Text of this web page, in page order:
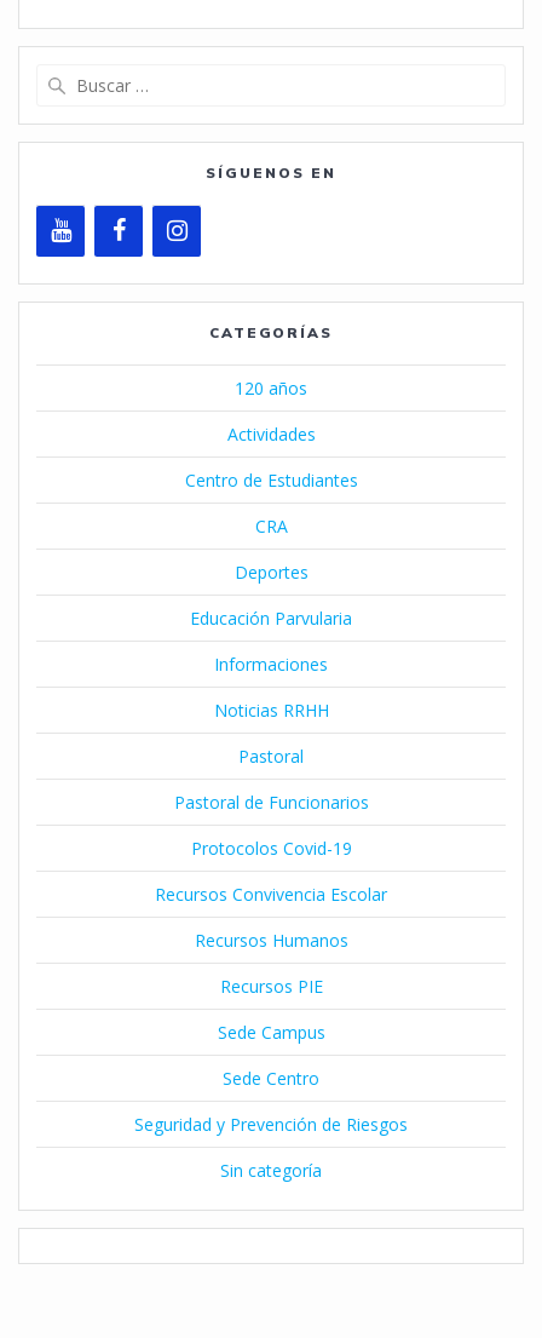
SÍGUENOS EN
CATEGORÍAS
120 años
Actividades
Centro de Estudiantes
CRA
Deportes
Educación Parvularia
Informaciones
Noticias RRHH
Pastoral
Pastoral de Funcionarios
Protocolos Covid-19
Recursos Convivencia Escolar
Recursos Humanos
Recursos PIE
Sede Campus
Sede Centro
Seguridad y Prevención de Riesgos
Sin categoría